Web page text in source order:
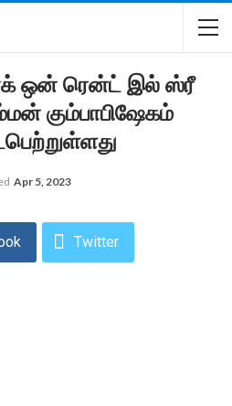
ஒன் ரென்ட் இல் ஸ்ரீ
கும்பாபிஷேகம்
Apr 5, 2023
Twitter